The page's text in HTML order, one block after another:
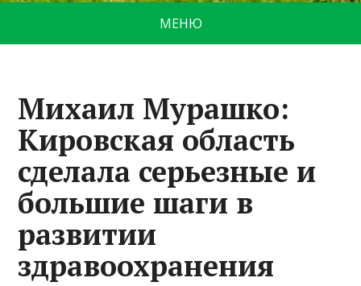
МЕНЮ
Михаил Мурашко:
Кировская область
сделала серьезные и
большие шаги в
развитии
здравоохранения